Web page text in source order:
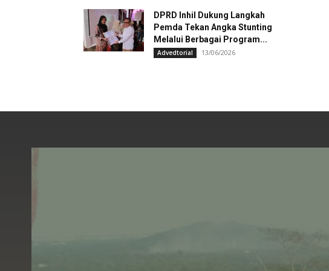
DPRD Inhil Dukung Langkah
Pemda Tekan Angka Stunting
Melalui Berbagai Program...
Advedtorial 13/06/2026